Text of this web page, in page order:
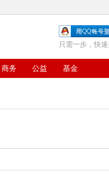
只需一步，快
商务 公益 基金